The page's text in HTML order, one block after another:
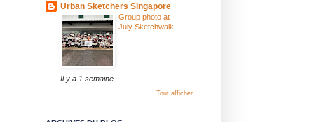
Urban Sketchers Singapore
Group photo at
July Sketchwalk
Il y a 1 semaine
Tout afficher